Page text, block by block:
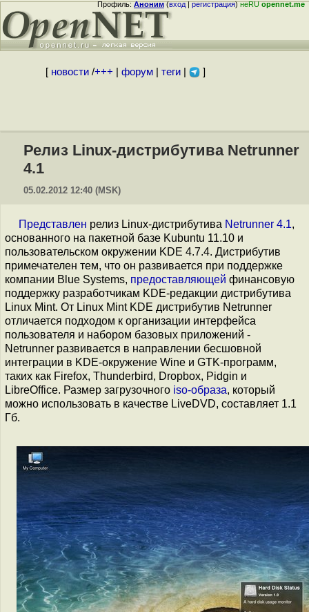
Профиль:Аноним(вход|регистрация)неRUopennet.me
[ новости/+++ форум| теги| ]
Релиз Linux-дистрибутива Netrunner
4.1
05.02.2012 12:40 (MSK)
Представлен релиз Linux-дистрибутива Netrunner 4.1,
основанного на пакетной базе Kubuntu 11.10 и
пользовательском окружении KDE 4.7.4. Дистрибутив
примечателен тем, что он развивается при поддержке
компании Blue Systems, предоставляющей финансовую
поддержку разработчикам KDE-редакции дистрибутива
Linux Mint. От Linux Mint KDE дистрибутив Netrunner
отличается подходом к организации интерфейса
пользователя и набором базовых приложений -
Netrunner развивается в направлении бесшовной
интеграции в KDE-окружение Wine и GTK-программ,
таких как Firefox, Thunderbird, Dropbox, Pidgin и
LibreOffice. Размер загрузочного iso-образа, который
можно использовать в качестве LiveDVD, составляет 1.1
Гб.